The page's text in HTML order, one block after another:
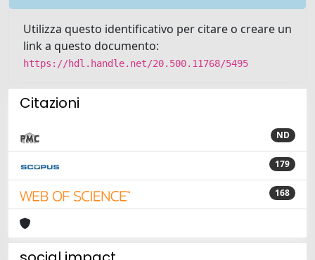
Utilizza questo identificativo per citare o creare un
link a questo documento:
https://hdl.handle.net/20.500.11768/5495
Citazioni
ND
179
168